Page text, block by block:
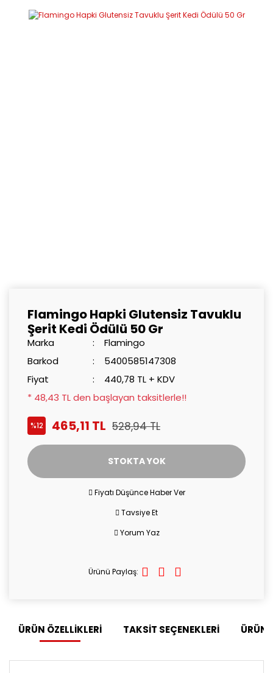
Flamingo Hapki Glutensiz Tavuklu
Şerit Kedi Ödülü 50 Gr
Marka
Flamingo
Barkod
5400585147308
Fiyat
440,78 TL + KDV
* 48,43 TL den başlayan taksitlerle!!
%12 465,11 TL 528,94 TL
STOKTA YOK
Fiyatı Düşünce Haber Ver
Tavsiye Et
Yorum Yaz
Ürünü Paylaş:
ÜRÜN ÖZELLİKLERİ TAKSİT SEÇENEKLERİ ÜRÜN